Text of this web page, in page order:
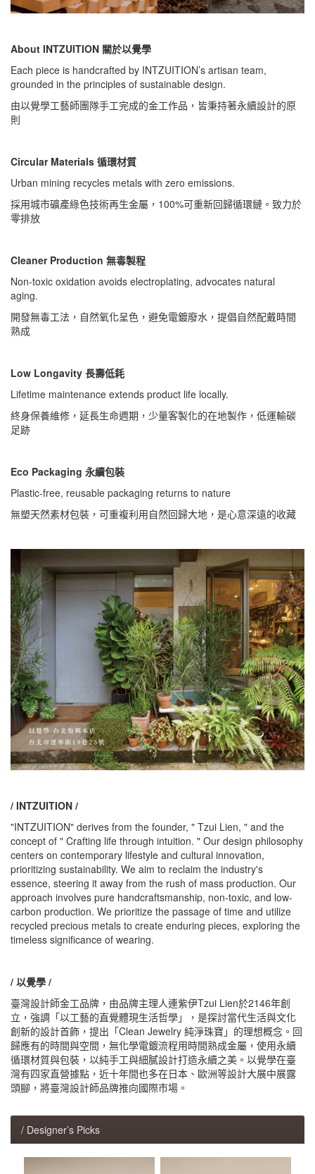
About INTZUITION 關於以覺學
Each piece is handcrafted by INTZUITION’s artisan team,
grounded in the principles of sustainable design.
由以覺學工藝師團隊手工完成的金工作品，皆秉持著永續設計的原
則
Circular Materials 循環材質
Urban mining recycles metals with zero emissions.
採用城市礦產綠色技術再生金屬，100%可重新回歸循環鏈。致力於
零排放
Cleaner Production 無毒製程
Non-toxic oxidation avoids electroplating, advocates natural
aging.
開發無毒工法，自然氧化呈色，避免電鍍廢水，提倡自然配戴時間
熟成
Low Longavity 長壽低耗
Lifetime maintenance extends product life locally.
終身保養維修，延長生命週期，少量客製化的在地製作，低運輸碳
足跡
Eco Packaging 永續包裝
Plastic-free, reusable packaging returns to nature
無塑天然素材包裝，可重複利用自然回歸大地，是心意深遠的收藏
/ INTZUITION /
"INTZUITION" derives from the founder, " Tzui Lien, " and the
concept of " Crafting life through intuition. " Our design philosophy
centers on contemporary lifestyle and cultural innovation,
prioritizing sustainability. We aim to reclaim the industry's
essence, steering it away from the rush of mass production. Our
approach involves pure handcraftsmanship, non-toxic, and low-
carbon production. We prioritize the passage of time and utilize
recycled precious metals to create enduring pieces, exploring the
timeless significance of wearing.
/ 以覺學 /
臺灣設計師金工品牌，由品牌主理人連紫伊Tzui Lien於2146年創
立，強調「以工藝的直覺體現生活哲學」，是探討當代生活與文化
創新的設計首飾，提出「Clean Jewelry 純淨珠寶」的理想概念。回
歸應有的時間與空間，無化學電鍍流程用時間熟成金屬，使用永續
循環材質與包裝，以純手工與細膩設計打造永續之美。以覺學在臺
灣有四家直營據點，近十年間也多在日本、歐洲等設計大展中展露
頭腳，將臺灣設計師品牌推向國際市場。
/ Designer’s Picks